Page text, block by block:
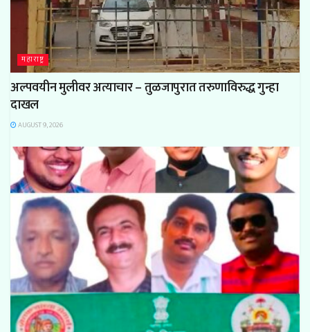
महाराष्ट्र
अल्पवयीन मुलीवर अत्याचार – तुळजापुरात तरुणाविरुद्ध गुन्हा
दाखल
AUGUST 9, 2026